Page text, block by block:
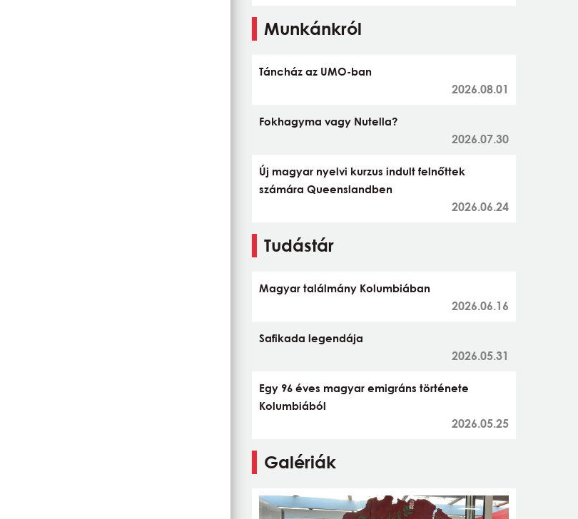
Munkánkról
Táncház az UMO-ban
2026.08.01
Fokhagyma vagy Nutella?
2026.07.30
Új magyar nyelvi kurzus indult felnőttek
számára Queenslandben
2026.06.24
Tudástár
Magyar találmány Kolumbiában
2026.06.16
Safikada legendája
2026.05.31
Egy 96 éves magyar emigráns története
Kolumbiából
2026.05.25
Galériák